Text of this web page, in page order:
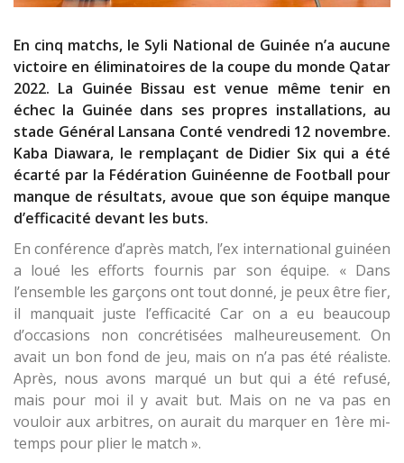
En cinq matchs, le Syli National de Guinée n’a aucune
victoire en éliminatoires de la coupe du monde Qatar
2022. La Guinée Bissau est venue même tenir en
échec la Guinée dans ses propres installations, au
stade Général Lansana Conté vendredi 12 novembre.
Kaba Diawara, le remplaçant de Didier Six qui a été
écarté par la Fédération Guinéenne de Football pour
manque de résultats, avoue que son équipe manque
d’efficacité devant les buts.
En conférence d’après match, l’ex international guinéen
a loué les efforts fournis par son équipe. « Dans
l’ensemble les garçons ont tout donné, je peux être fier,
il manquait juste l’efficacité Car on a eu beaucoup
d’occasions non concrétisées malheureusement. On
avait un bon fond de jeu, mais on n’a pas été réaliste.
Après, nous avons marqué un but qui a été refusé,
mais pour moi il y avait but. Mais on ne va pas en
vouloir aux arbitres, on aurait du marquer en 1ère mi-
temps pour plier le match ».